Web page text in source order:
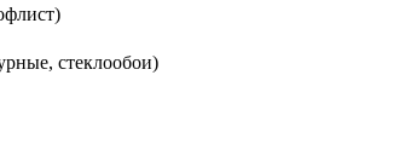
стеклообои)